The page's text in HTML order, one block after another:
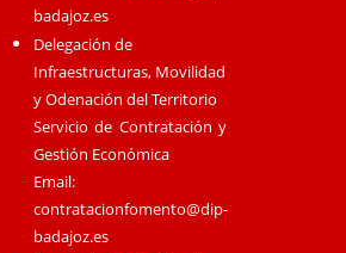
badajoz.es
Delegación de
Infraestructuras, Movilidad
y Odenación del Territorio
Servicio de Contratación y
Gestión Económica
Email:
contratacionfomento@dip-
badajoz.es